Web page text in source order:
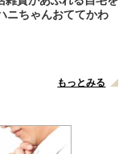
ニちゃんおててかわ
もっとみる